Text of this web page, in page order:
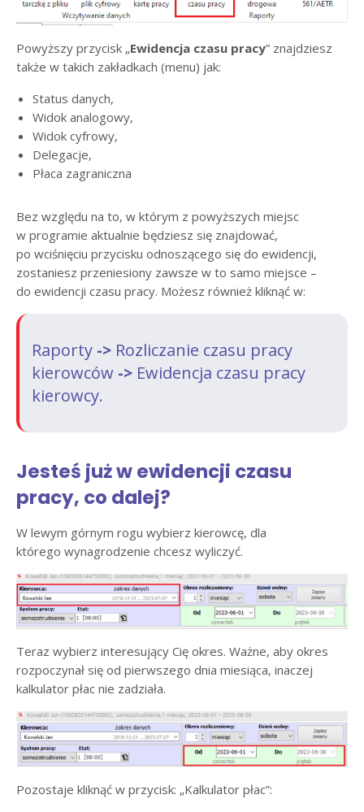
Powyższy przycisk „Ewidencja czasu pracy” znajdziesz
także w takich zakładkach (menu) jak:
Status danych,
Widok analogowy,
Widok cyfrowy,
Delegacje,
Płaca zagraniczna
Bez względu na to, w którym z powyższych miejsc
w programie aktualnie będziesz się znajdować,
po wciśnięciu przycisku odnoszącego się do ewidencji,
zostaniesz przeniesiony zawsze w to samo miejsce –
do ewidencji czasu pracy. Możesz również kliknąć w:
Raporty -> Rozliczanie czasu pracy
kierowców -> Ewidencja czasu pracy
kierowcy.
Jesteś już w ewidencji czasu
pracy, co dalej?
W lewym górnym rogu wybierz kierowcę, dla
którego wynagrodzenie chcesz wyliczyć.
Teraz wybierz interesujący Cię okres. Ważne, aby okres
rozpoczynał się od pierwszego dnia miesiąca, inaczej
kalkulator płac nie zadziała.
Pozostaje kliknąć w przycisk: „Kalkulator płac”: